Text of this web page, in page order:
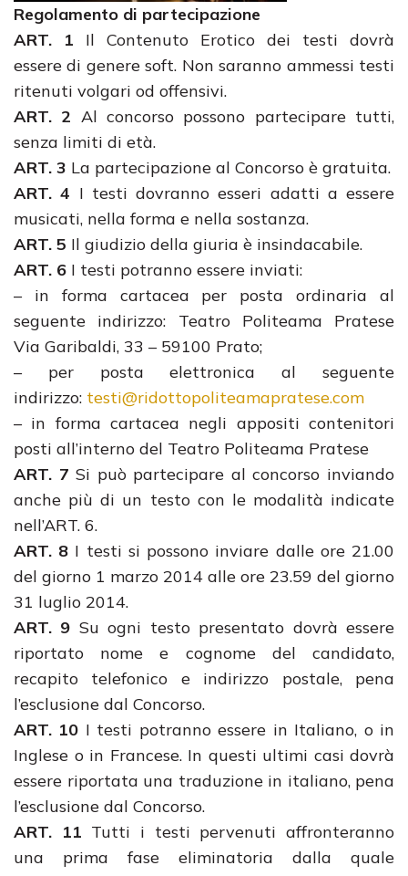
Regolamento di partecipazione
ART. 1 Il Contenuto Erotico dei testi dovrà
essere di genere soft. Non saranno ammessi testi
ritenuti volgari od offensivi.
ART. 2 Al concorso possono partecipare tutti,
senza limiti di età.
ART. 3 La partecipazione al Concorso è gratuita.
ART. 4 I testi dovranno esseri adatti a essere
musicati, nella forma e nella sostanza.
ART. 5 Il giudizio della giuria è insindacabile.
ART. 6 I testi potranno essere inviati:
– in forma cartacea per posta ordinaria al
seguente indirizzo: Teatro Politeama Pratese
Via Garibaldi, 33 – 59100 Prato;
– per posta elettronica al seguente
indirizzo: testi@ridottopoliteamapratese.com
– in forma cartacea negli appositi contenitori
posti all’interno del Teatro Politeama Pratese
ART. 7 Si può partecipare al concorso inviando
anche più di un testo con le modalità indicate
nell’ART. 6.
ART. 8 I testi si possono inviare dalle ore 21.00
del giorno 1 marzo 2014 alle ore 23.59 del giorno
31 luglio 2014.
ART. 9 Su ogni testo presentato dovrà essere
riportato nome e cognome del candidato,
recapito telefonico e indirizzo postale, pena
l’esclusione dal Concorso.
ART. 10 I testi potranno essere in Italiano, o in
Inglese o in Francese. In questi ultimi casi dovrà
essere riportata una traduzione in italiano, pena
l’esclusione dal Concorso.
ART. 11 Tutti i testi pervenuti affronteranno
una prima fase eliminatoria dalla quale